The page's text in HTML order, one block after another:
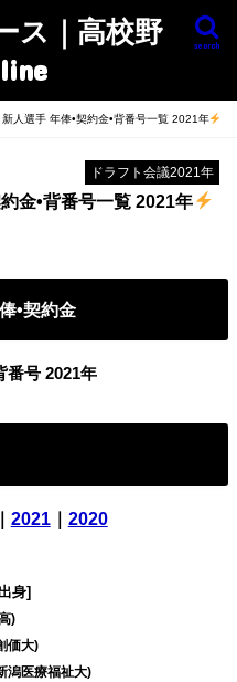
ス｜高校野
search
新人選手 年俸•契約金•背番号一覧 2021年
ドラフト会議2021年
金•背番号一覧 2021年
•契約金
番号 2021年
2021｜ 2020
身]
)
価大)
潟医療福祉大)